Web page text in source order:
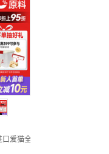
爱猫鸡肉味5.4kg-效期27/1
爱猫全期通用全阶无谷原味鸡